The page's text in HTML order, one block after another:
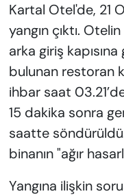
Kartal Otel'de, 21
yangın çıktı.
arka giriş
bulunan restoran
ihbar saat
15 dakika sonra
saatte
binanın "ağır
Yangına ilişkin